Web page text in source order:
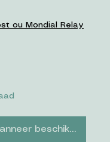
ou Mondial Relay
beschikbaar